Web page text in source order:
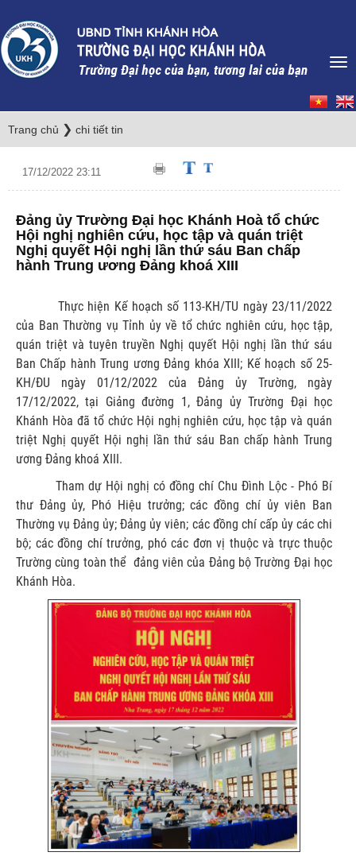
Trang chủ ❯ chi tiết tin
17/12/2022 23:11
Đảng ủy Trường Đại học Khánh Hoà tổ chức
Hội nghị nghiên cứu, học tập và quán triệt
Nghị quyết Hội nghị lần thứ sáu Ban chấp
hành Trung ương Đảng khoá XIII
Thực hiện Kế hoạch số 113-KH/TU ngày 23/11/2022
của Ban Thường vụ Tỉnh ủy về tổ chức nghiên cứu, học tập,
quán triệt và tuyên truyền Nghị quyết Hội nghị lần thứ sáu
Ban Chấp hành Trung ương Đảng khóa XIII; Kế hoạch số 25-
KH/ĐU ngày 01/12/2022 của Đảng ủy Trường, ngày
17/12/2022, tại Giảng đường 1, Đảng ủy Trường Đại học
Khánh Hòa đã tổ chức Hội nghị nghiên cứu, học tập và quán
triệt Nghị quyết Hội nghị lần thứ sáu Ban chấp hành Trung
ương Đảng khoá XIII.
Tham dự Hội nghị có đồng chí Chu Đình Lộc - Phó Bí
thư Đảng ủy, Phó Hiệu trưởng; các đồng chí ủy viên Ban
Thường vụ Đảng ủy; Đảng ủy viên; các đồng chí cấp ủy các chi
bộ; các đồng chí trưởng, phó các đơn vị thuộc và trực thuộc
Trường cùng toàn thể đảng viên của Đảng bộ Trường Đại học
Khánh Hòa.